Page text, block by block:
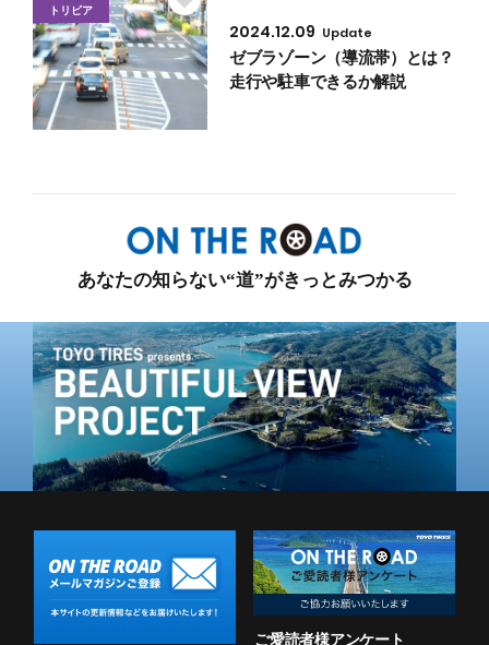
2024.12.09 Update
ゼブラゾーン（導流帯）とは？
走行や駐車できるか解説
トリビア
あなたの知らない“道”がきっとみつかる
ご愛読者様アンケート